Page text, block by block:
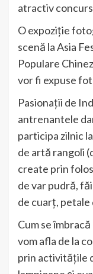
atractiv
O expoziție
scenă la Asia
Populare
vor fi expuse
Pasionații de
antrenantele
participa zilnic
de artă rangoli
create prin
de var pudră,
de cuarț,
Cum se
vom afla de la
prin activitățile